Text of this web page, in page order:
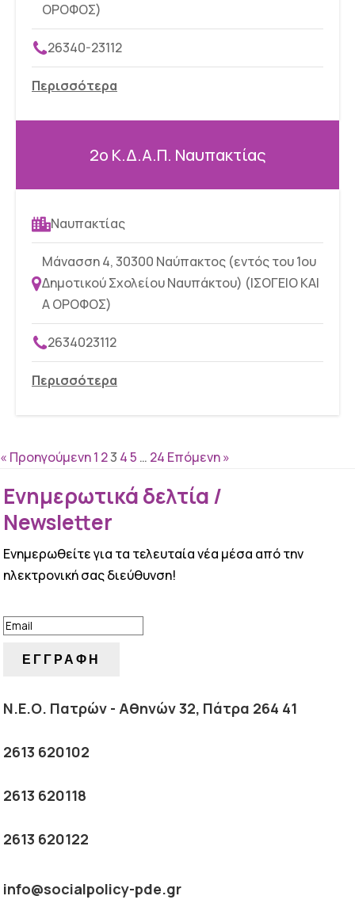
ΟΡΟΦΟΣ)
26340-23112
Περισσότερα
2ο Κ.Δ.Α.Π. Ναυπακτίας
Ναυπακτίας
Μάνασση 4, 30300 Ναύπακτος (εντός του 1ου
Δημοτικού Σχολείου Ναυπάκτου) (ΙΣΟΓΕΙΟ ΚΑΙ
Α ΟΡΟΦΟΣ)
2634023112
Περισσότερα
« Προηγούμενη1 23 45 … 24 Επόμενη »
Ενημερωτικά δελτία /
Newsletter
Ενημερωθείτε για τα τελευταία νέα μέσα από την
ηλεκτρονική σας διεύθυνση!
ΕΓΓΡΑΦΗ
Ν.Ε.Ο. Πατρών - Αθηνών 32, Πάτρα 264 41
2613 620102
2613 620118
2613 620122
info@socialpolicy-pde.gr